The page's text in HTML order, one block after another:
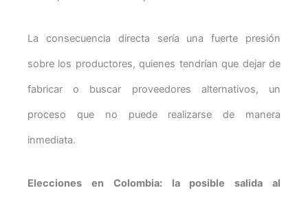
La consecuencia directa sería una fuerte presión
sobre los productores, quienes tendrían que dejar de
fabricar o buscar proveedores alternativos, un
proceso que no puede realizarse de manera
inmediata.
Elecciones en Colombia: la posible salida al